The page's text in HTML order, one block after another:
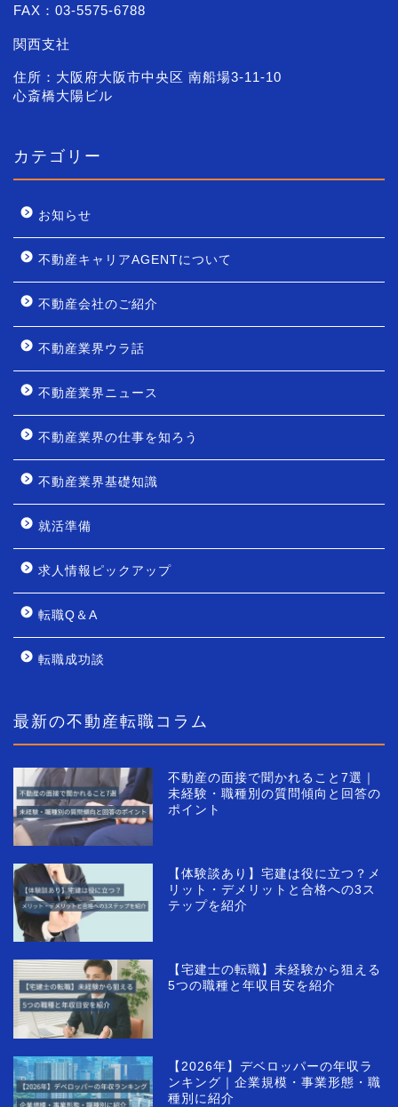
FAX：03-5575-6788
関西支社
住所：大阪府大阪市中央区 南船場3-11-10
心斎橋大陽ビル
カテゴリー
お知らせ
不動産キャリアAGENTについて
不動産会社のご紹介
不動産業界ウラ話
不動産業界ニュース
不動産業界の仕事を知ろう
不動産業界基礎知識
就活準備
求人情報ピックアップ
転職Q＆A
転職成功談
最新の不動産転職コラム
不動産の面接で聞かれること7選｜
未経験・職種別の質問傾向と回答の
ポイント
【体験談あり】宅建は役に立つ？メ
リット・デメリットと合格への3ス
テップを紹介
【宅建士の転職】未経験から狙える
5つの職種と年収目安を紹介
【2026年】デベロッパーの年収ラ
ンキング｜企業規模・事業形態・職
種別に紹介